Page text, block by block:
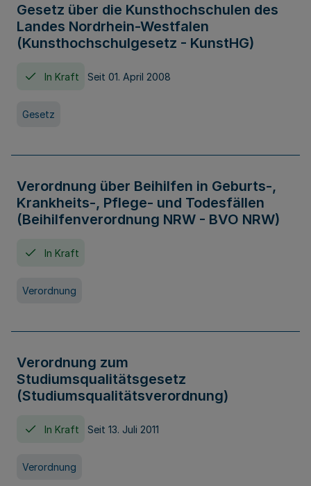
Gesetz über die Kunsthochschulen des
Landes Nordrhein-Westfalen
(Kunsthochschulgesetz - KunstHG)
In Kraft Seit 01. April 2008
Gesetz
Verordnung über Beihilfen in Geburts-,
Krankheits-, Pflege- und Todesfällen
(Beihilfenverordnung NRW - BVO NRW)
In Kraft
Verordnung
Verordnung zum
Studiumsqualitätsgesetz
(Studiumsqualitätsverordnung)
In Kraft Seit 13. Juli 2011
Verordnung